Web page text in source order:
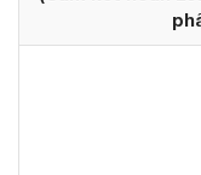
Collagen
Nuôi dưỡng da,